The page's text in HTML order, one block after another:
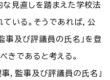
見直しを踏まえた学校法
いる。そうであれば，公
事及び評議員の氏名」を登
きであると考える。
，監事及び評議員の氏名」